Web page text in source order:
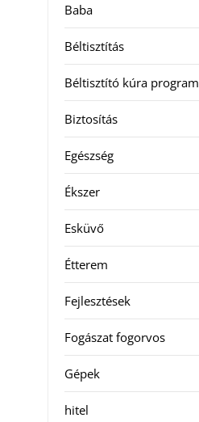
Baba
Béltisztítás
Béltisztító kúra program
Biztosítás
Egészség
Ékszer
Esküvő
Étterem
Fejlesztések
Fogászat fogorvos
Gépek
hitel